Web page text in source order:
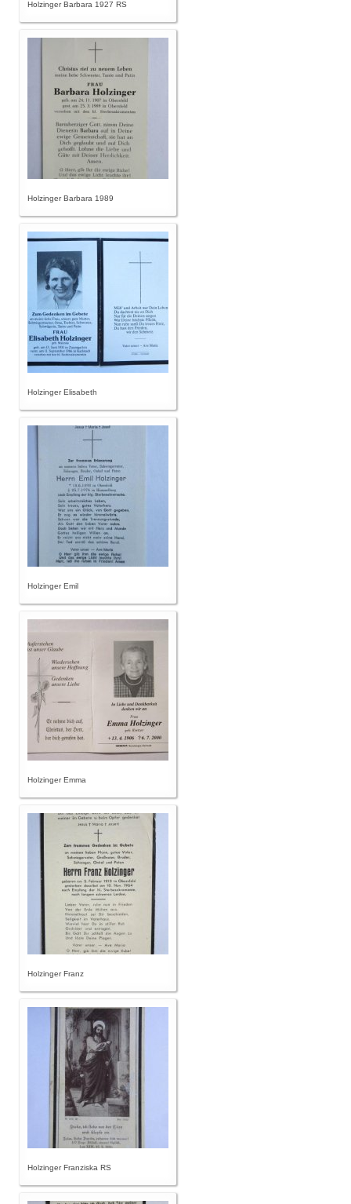
Holzinger Barbara 1927 RS
Holzinger Barbara 1989
Holzinger Elisabeth
Holzinger Emil
Holzinger Emma
Holzinger Franz
Holzinger Franziska RS